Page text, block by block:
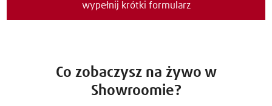
wypełnij krótki formularz
Co zobaczysz na żywo w
Showroomie?